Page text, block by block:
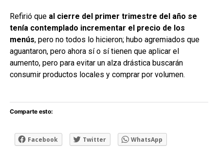
Refirió que al cierre del primer trimestre del año se
tenía contemplado incrementar el precio de los
menús, pero no todos lo hicieron; hubo agremiados que
aguantaron, pero ahora sí o sí tienen que aplicar el
aumento, pero para evitar un alza drástica buscarán
consumir productos locales y comprar por volumen.
Comparte esto:
Facebook Twitter WhatsApp